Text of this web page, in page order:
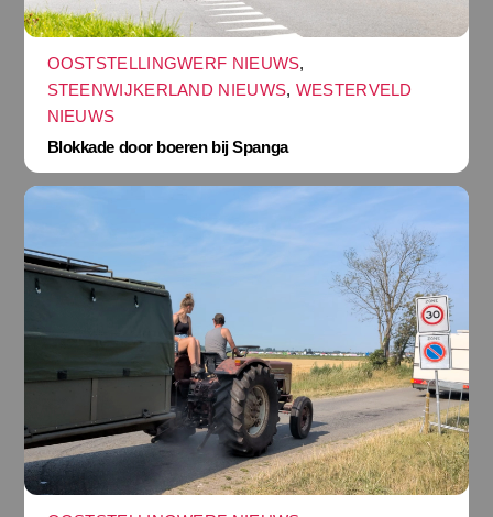
OOSTSTELLINGWERF NIEUWS,
STEENWIJKERLAND NIEUWS, WESTERVELD
NIEUWS
Blokkade door boeren bij Spanga